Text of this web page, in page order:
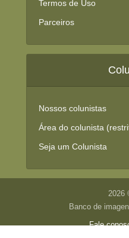
Termos de Uso
Parceiros
Nossos colunistas
Área do colunista
Seja um Colunista
2026
Banco de
Fale